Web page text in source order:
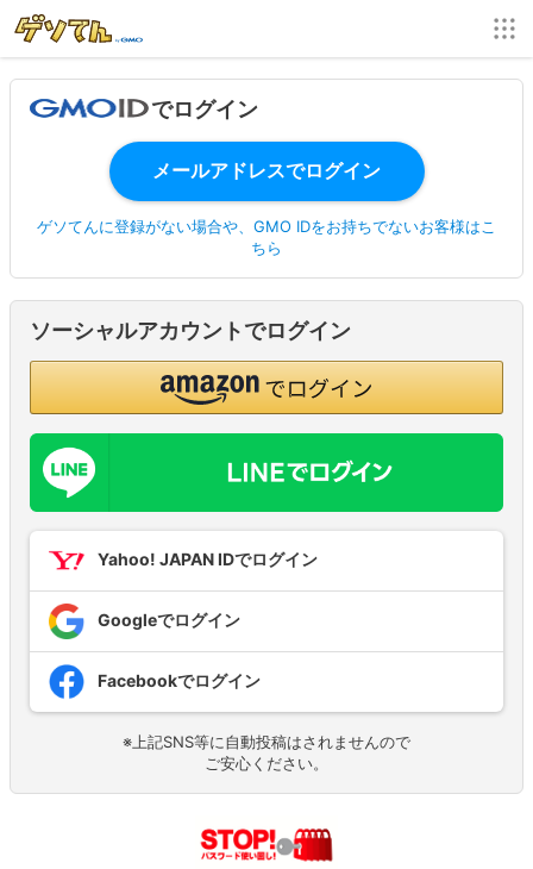
でログイン
ゲソてんに登録がない場合や、GMO IDをお持ちでないお客様はこ
ちら
ソーシャルアカウントでログイン
Yahoo! JAPAN IDでログイン
Googleでログイン
Facebookでログイン
※上記SNS等に自動投稿はされませんので
ご安心ください。